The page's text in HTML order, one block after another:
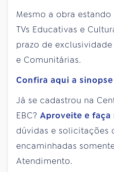
Mesmo a obra estando
TVs Educativas e
prazo de exclusividade
e Comunitárias.
Confira aqui a
Já se cadastrou na
EBC? Aproveite e faça
dúvidas e solicitações
encaminhadas
Atendimento.